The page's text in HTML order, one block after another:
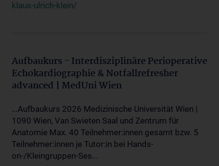
klaus-ulrich-klein/
Aufbaukurs - Interdisziplinäre Perioperative
Echokardiographie & Notfallrefresher
advanced | MedUni Wien
...Aufbaukurs 2026 Medizinische Universität Wien |
1090 Wien, Van Swieten Saal und Zentrum für
Anatomie Max. 40 Teilnehmer:innen gesamt bzw. 5
Teilnehmer:innen je Tutor:in bei Hands-
on-/Kleingruppen-Ses...